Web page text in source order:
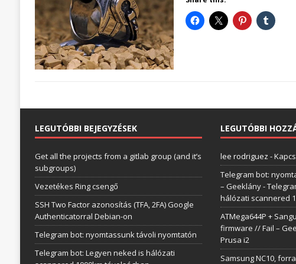
LEGUTÓBBI BEJEGYZÉSEK
Get all the projects from a gitlab group (and it’s
subgroups)
Vezetékes Ring csengő
SSH Two Factor azonosítás (TFA, 2FA) Google
Authenticatorral Debian-on
Telegram bot: nyomtassunk távoli nyomtatón
Telegram bot: Legyen neked is hálózati
LEGUTÓBBI
lee rodriguez -
Telegram bot:
– Geeklány-
hálózati scannered
ATMega644P +
firmware // Fail –
Prusa i2
Samsung NC10,